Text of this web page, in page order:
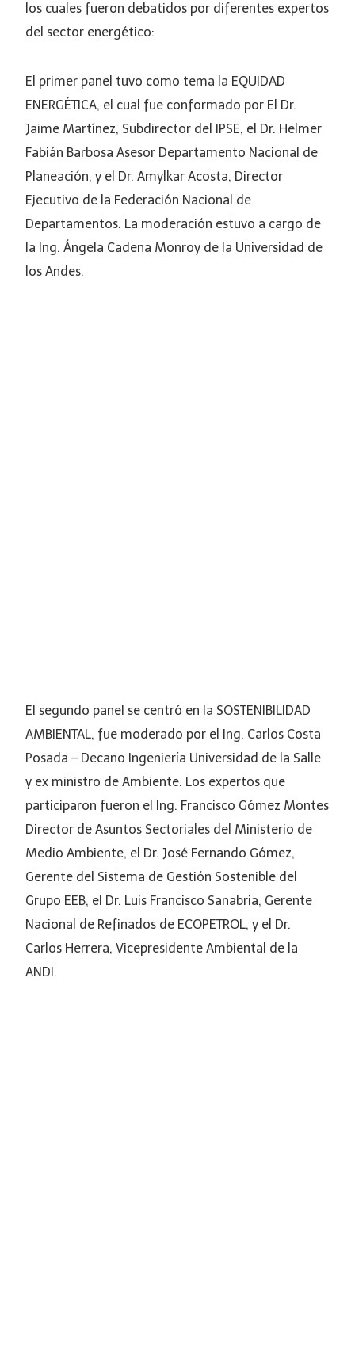
los cuales fueron debatidos por diferentes expertos
del sector energético:
El primer panel tuvo como tema la EQUIDAD
ENERGÉTICA, el cual fue conformado por El Dr.
Jaime Martínez, Subdirector del IPSE, el Dr. Helmer
Fabián Barbosa Asesor Departamento Nacional de
Planeación, y el Dr. Amylkar Acosta, Director
Ejecutivo de la Federación Nacional de
Departamentos. La moderación estuvo a cargo de
la Ing. Ángela Cadena Monroy de la Universidad de
los Andes.
El segundo panel se centró en la SOSTENIBILIDAD
AMBIENTAL, fue moderado por el Ing. Carlos Costa
Posada – Decano Ingeniería Universidad de la Salle
y ex ministro de Ambiente. Los expertos que
participaron fueron el Ing. Francisco Gómez Montes
Director de Asuntos Sectoriales del Ministerio de
Medio Ambiente, el Dr. José Fernando Gómez,
Gerente del Sistema de Gestión Sostenible del
Grupo EEB, el Dr. Luis Francisco Sanabria, Gerente
Nacional de Refinados de ECOPETROL, y el Dr.
Carlos Herrera, Vicepresidente Ambiental de la
ANDI.